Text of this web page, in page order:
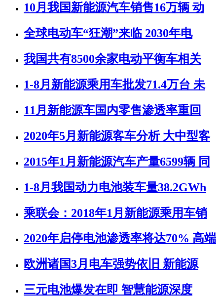
10月我国新能源汽车销售16万辆 动
全球电动车“狂潮”来临 2030年电
我国共有8500余家电动平衡车相关
1-8月新能源乘用车批发71.4万台 未
11月新能源车国内零售渗透率重回
2020年5月新能源客车分析 大中型客
2015年1月新能源汽车产量6599辆 同
1-8月我国动力电池装车量38.2GWh
乘联会：2018年1月新能源乘用车销
2020年启停电池渗透率将达70% 高端
欧洲诸国3月电车强势依旧 新能源
三元电池爆发在即 智慧能源深度